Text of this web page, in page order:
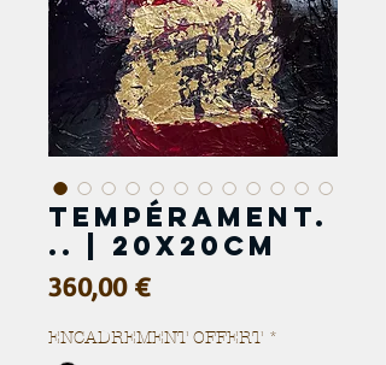
Tempérament.
.. | 20x20cm
360,00 €Prix
ENCADREMENT OFFERT *